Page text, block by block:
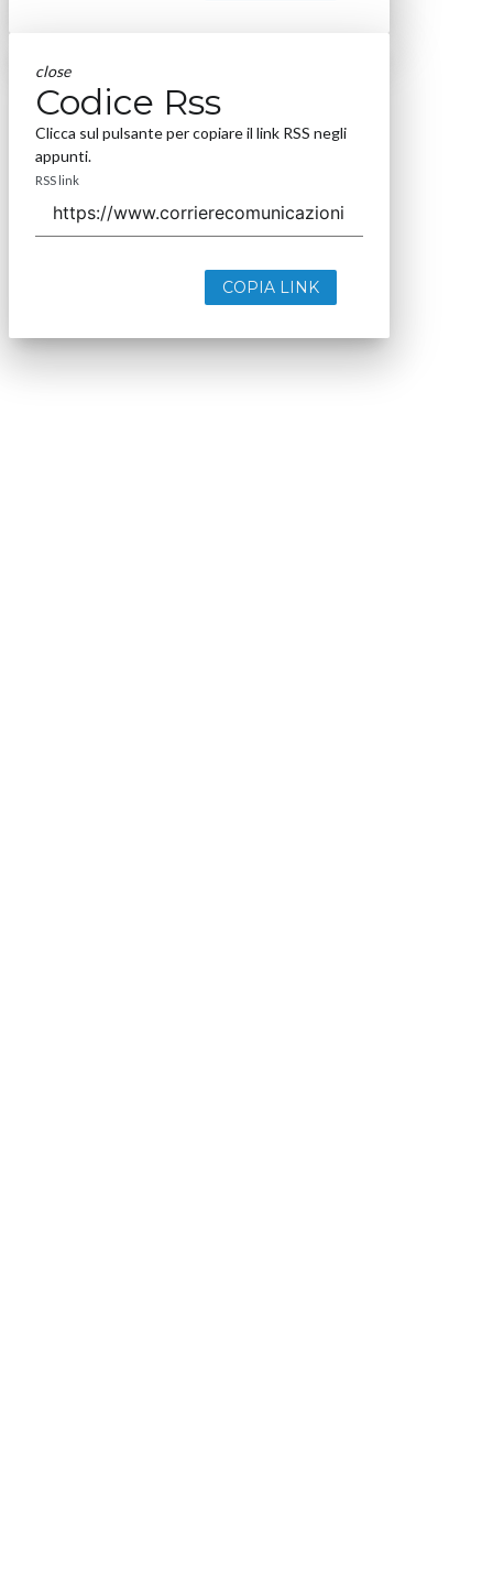
close
Codice Rss
Clicca sul pulsante per copiare il link RSS negli
appunti.
RSS link
COPIA LINK